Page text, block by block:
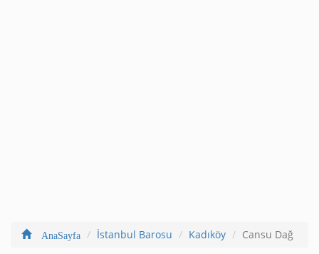
AnaSayfa İstanbul Barosu Kadıköy Cansu Dağ